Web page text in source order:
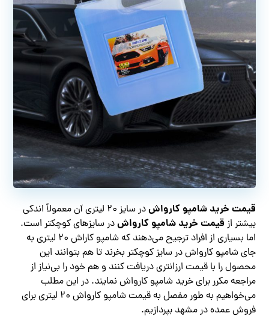
قیمت خرید شامپو کارواش
در سایز ۲۰ لیتری آن معمولاً اندکی
بیشتر از قیمت خرید شامپو کارواشدر سایزهای کوچکتر است.
اما بسیاری از افراد ترجیح می‌دهند که شامپو کاراش ۲۰ لیتری به
جای شامپو کارواش در سایز کوچکتر بخرند تا هم بتوانند این
محصول را با قیمت ارزانتری دریافت کنند و هم خود را بی‌نیاز از
مراجعه مکرر برای خرید شامپو کارواش نمایند. در این مطلب
می‌خواهیم به طور مفصل به قیمت شامپو کارواش ۲۰ لیتری برای
فروش عمده در مشهد بپردازیم.